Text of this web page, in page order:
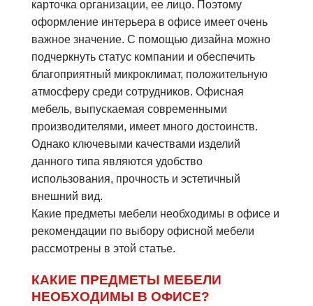
карточка организации, ее лицо. Поэтому
оформление интерьера в офисе имеет очень
важное значение. С помощью дизайна можно
подчеркнуть статус компании и обеспечить
благоприятный микроклимат, положительную
атмосферу среди сотрудников. Офисная
мебель, выпускаемая современными
производителями, имеет много достоинств.
Однако ключевыми качествами изделий
данного типа являются удобство
использования, прочность и эстетичный
внешний вид.
Какие предметы мебели необходимы в офисе и
рекомендации по выбору офисной мебели
рассмотрены в этой статье.
КАКИЕ ПРЕДМЕТЫ МЕБЕЛИ
НЕОБХОДИМЫ В ОФИСЕ?